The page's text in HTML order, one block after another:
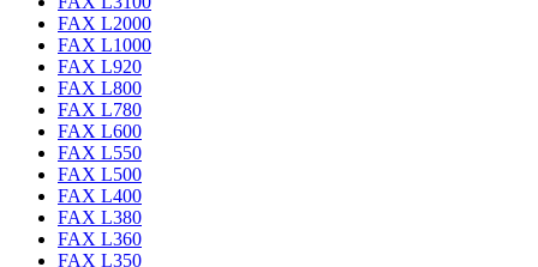
FAX L2000
FAX L1000
FAX L920
FAX L800
FAX L780
FAX L600
FAX L550
FAX L500
FAX L400
FAX L380
FAX L360
FAX L350